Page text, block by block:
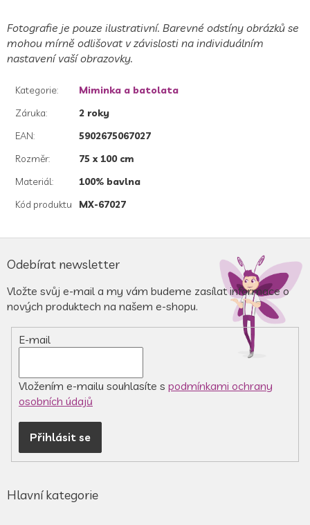
Fotografie je pouze ilustrativní. Barevné odstíny obrázků se
mohou mírně odlišovat v závislosti na individuálním
nastavení vaší obrazovky.
Kategorie:
Miminka a batolata
Záruka:
2 roky
EAN:
5902675067027
Rozměr:
75 x 100 cm
Materiál:
100% bavlna
Kód produktu
MX-67027
á
a
Odebírat newsletter
Vložte svůj e-mail a my vám budeme zasílat informace o
nových produktech na našem e-shopu.
E-mail
Vložením e-mailu souhlasíte s podmínkami ochrany
osobních údajů
Přihlásit se
Hlavní kategorie